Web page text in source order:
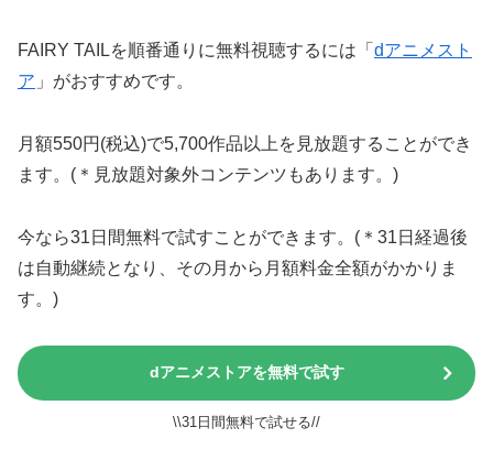
FAIRY TAILを順番通りに無料視聴するには「 dアニメスト
ア 」がおすすめです。
月額550円(税込)で5,700作品以上を見放題することができ
ます。(＊見放題対象外コンテンツもあります。)
今なら31日間無料で試すことができます。(＊31日経過後
は自動継続となり、その月から月額料金全額がかかりま
す。)
dアニメストアを無料で試す
\\31日間無料で試せる//